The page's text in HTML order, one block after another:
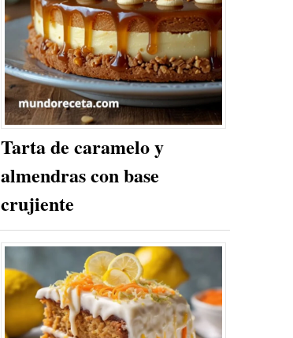
Tarta de caramelo y
almendras con base
crujiente